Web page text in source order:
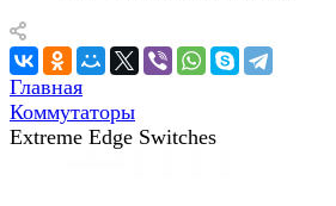
Главная
Коммутаторы
Extreme Edge Switches